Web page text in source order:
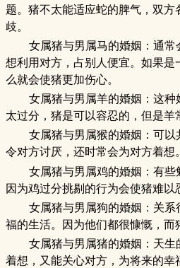
题。猪不太能适应蛇的脾气，双方
歧。
女属猪与男属马的婚姻：通
想利用对方，占别人便宜。如果是
么就会使猪更加伤心。
女属猪与男属羊的婚姻：这
太过分，猪是可以容忍的，但是羊
女属猪与男属猴的婚姻：可
令对方讨厌，还时常会为对方着想。
女属猪与男属鸡的婚姻：有些
因为鸡过分挑剔的行为会使猪难以
女属猪与男属狗的婚姻：关
福的生活。因为他们都很慷慨，而
女属猪与男属猪的婚姻：天
着想，又能关心对方，为将来的幸